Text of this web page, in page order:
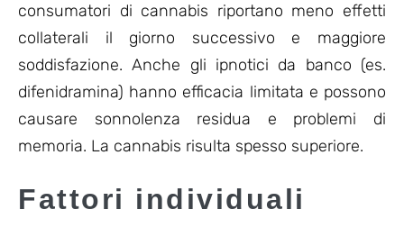
consumatori di cannabis riportano meno effetti
collaterali il giorno successivo e maggiore
soddisfazione. Anche gli ipnotici da banco (es.
difenidramina) hanno efficacia limitata e possono
causare sonnolenza residua e problemi di
memoria. La cannabis risulta spesso superiore.
Fattori individuali